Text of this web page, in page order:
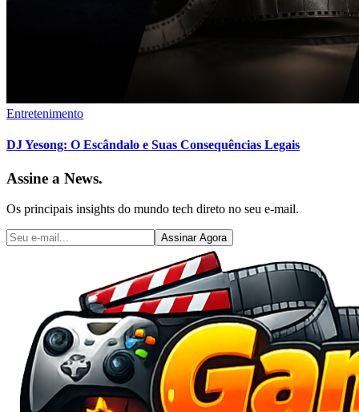
Entretenimento
DJ Yesong: O Escândalo e Suas Consequências Legais
Assine a News.
Os principais insights do mundo tech direto no seu e-mail.
Assinar Agora